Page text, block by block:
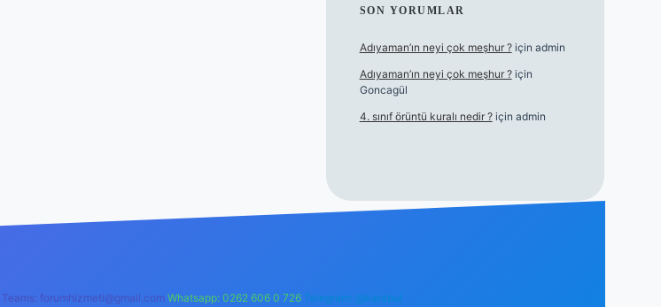
SON YORUMLAR
Adıyaman’ın neyi çok meşhur ?için admin
Adıyaman’ın neyi çok meşhur ?için
Goncagül
4. sınıf örüntü kuralı nedir ?için admin
Teams: forumhizmeti@gmail.com Whatsapp: 0262 606 0 726 Telegram: @karabul